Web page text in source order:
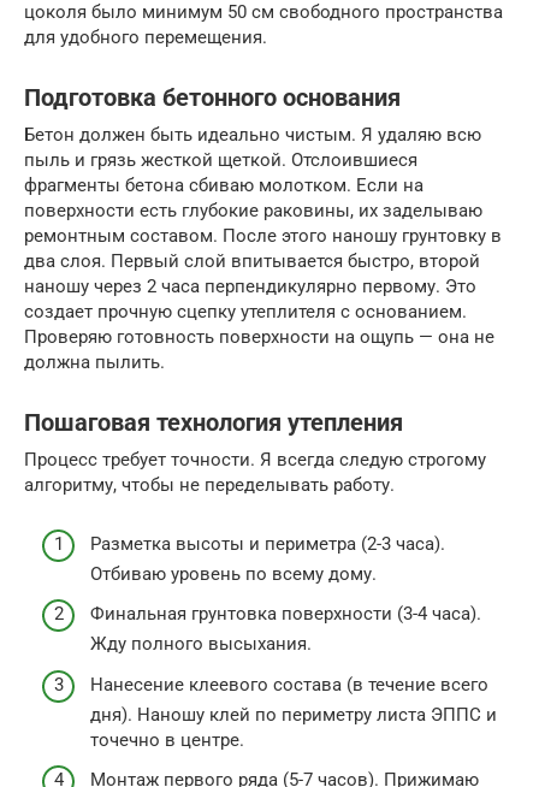
цоколя было минимум 50 см свободного пространства
для удобного перемещения.
Подготовка бетонного основания
Бетон должен быть идеально чистым. Я удаляю всю
пыль и грязь жесткой щеткой. Отслоившиеся
фрагменты бетона сбиваю молотком. Если на
поверхности есть глубокие раковины, их заделываю
ремонтным составом. После этого наношу грунтовку в
два слоя. Первый слой впитывается быстро, второй
наношу через 2 часа перпендикулярно первому. Это
создает прочную сцепку утеплителя с основанием.
Проверяю готовность поверхности на ощупь — она не
должна пылить.
Пошаговая технология утепления
Процесс требует точности. Я всегда следую строгому
алгоритму, чтобы не переделывать работу.
Разметка высоты и периметра (2-3 часа).
Отбиваю уровень по всему дому.
Финальная грунтовка поверхности (3-4 часа).
Жду полного высыхания.
Нанесение клеевого состава (в течение всего
дня). Наношу клей по периметру листа ЭППС и
точечно в центре.
Монтаж первого ряда (5-7 часов). Прижимаю